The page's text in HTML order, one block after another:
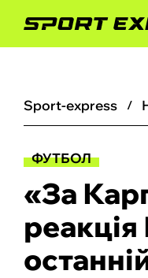
sport-express
ФУТБОЛ
«За